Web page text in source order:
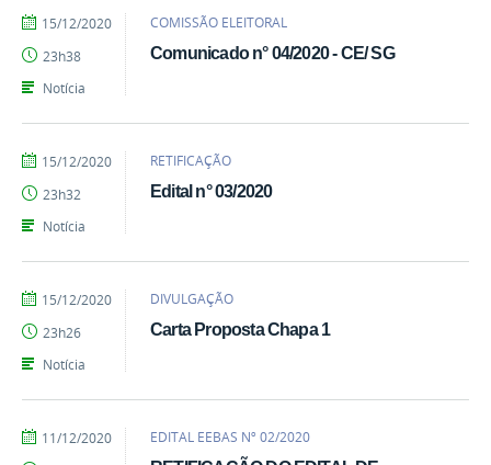
COMISSÃO ELEITORAL
Comunicado n° 04/2020 - CE/ SG
por
publicado
15/12/2020
23h38
Notícia
RETIFICAÇÃO
Edital n° 03/2020
por
publicado
15/12/2020
23h32
Notícia
DIVULGAÇÃO
Carta Proposta Chapa 1
por
publicado
15/12/2020
23h26
Notícia
EDITAL EEBAS Nº 02/2020
por
publicado
11/12/2020